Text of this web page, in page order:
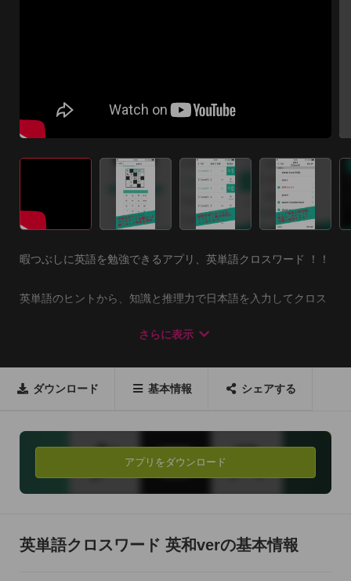
暇つぶしに英語を勉強できるアプリ、英単語クロスワード ！！
英単語のヒントから、知識と推理力で日本語を入力してクロス
登場単語は単語帳で復習も可能！！
キーボードの移動、フリック入力、携帯入力を備えたキーボー
ストレスフリーにサクサク入力。
■ゲームの途中を完全記録
回答中の入力内容はもちろん。クロスワードの大きさ、位置も
次回の開始もスムーズにっ！！
さらに表示
ダウンロード 基本情報 シェアする
アプリをダウンロード
英単語クロスワード 英和verの基本情報